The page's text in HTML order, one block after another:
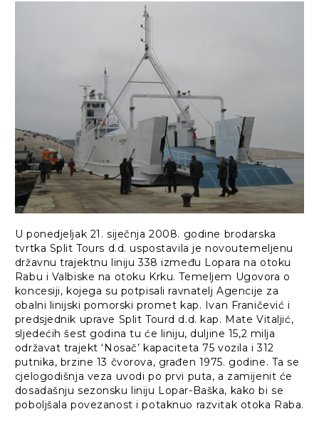
U ponedjeljak 21. siječnja 2008. godine brodarska
tvrtka Split Tours d.d. uspostavila je novoutemeljenu
državnu trajektnu liniju 338 između Lopara na otoku
Rabu i Valbiske na otoku Krku. Temeljem Ugovora o
koncesiji, kojega su potpisali ravnatelj Agencije za
obalni linijski pomorski promet kap. Ivan Franičević i
predsjednik uprave Split Tourd d.d. kap. Mate Vitaljić,
sljedećih šest godina tu će liniju, duljine 15,2 milja
održavat trajekt ‘Nosač’ kapaciteta 75 vozila i 312
putnika, brzine 13 čvorova, građen 1975. godine. Ta se
cjelogodišnja veza uvodi po prvi puta, a zamijenit će
dosadašnju sezonsku liniju Lopar-Baška, kako bi se
poboljšala povezanost i potaknuo razvitak otoka Raba.